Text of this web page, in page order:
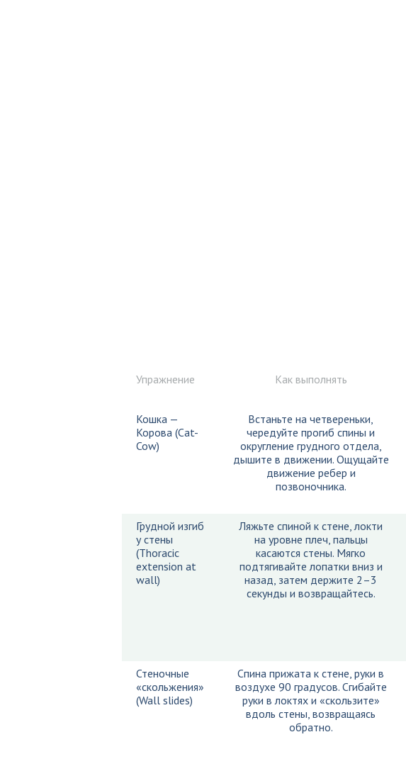
Упражнение Как выполнять
Кошка —
Корова (Cat-
Cow)
Встаньте на четвереньки,
чередуйте прогиб спины и
округление грудного отдела,
дышите в движении. Ощущайте
движение ребер и
позвоночника.
Грудной изгиб
у стены
(Thoracic
extension at
wall)
Ляжьте спиной к стене, локти
на уровне плеч, пальцы
касаются стены. Мягко
подтягивайте лопатки вниз и
назад, затем держите 2–3
секунды и возвращайтесь.
Стеночные
«скольжения»
(Wall slides)
Спина прижата к стене, руки в
воздухе 90 градусов. Сгибайте
руки в локтях и «скользите»
вдоль стены, возвращаясь
обратно.